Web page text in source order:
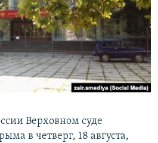
Верховном суде
в четверг, 18 августа,